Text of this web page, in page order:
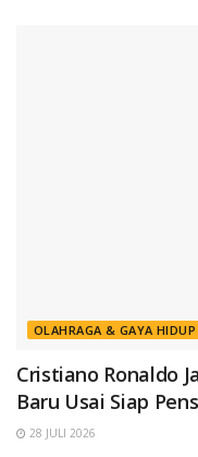
OLAHRAGA & GAYA HIDUP
Cristiano Ronaldo
Baru Usai Siap
28 JULI 2026